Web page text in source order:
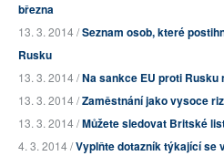
března
13. 3. 2014 /Seznam osob, které
Rusku
13. 3. 2014 /Na sankce EU proti
13. 3. 2014 /Zaměstnání jako vysoce
13. 3. 2014 /Můžete sledovat Britské
4. 3. 2014 /Vyplňte dotazník týkající se